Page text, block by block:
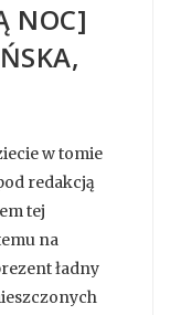
NOC]
w tomie
redakcją
tej
na
ładny